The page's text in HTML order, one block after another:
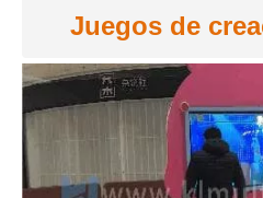
Juegos de